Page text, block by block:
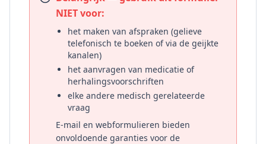
NIET voor:
het maken van afspraken (gelieve
telefonisch te boeken of via de geijkte
kanalen)
het aanvragen van medicatie of
herhalingsvoorschriften
elke andere medisch gerelateerde
vraag
E-mail en webformulieren bieden
onvoldoende garanties voor de